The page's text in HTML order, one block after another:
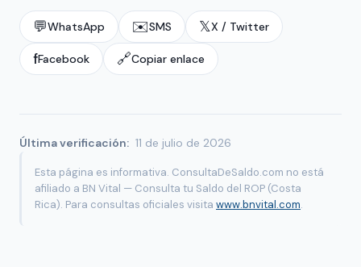
💬WhatsApp ✉️SMS 𝕏X / Twitter
fFacebook 🔗Copiar enlace
Última verificación: 11 de julio de 2026
Esta página es informativa. ConsultaDeSaldo.com no está
afiliado a BN Vital — Consulta tu Saldo del ROP (Costa
Rica). Para consultas oficiales visita www.bnvital.com.